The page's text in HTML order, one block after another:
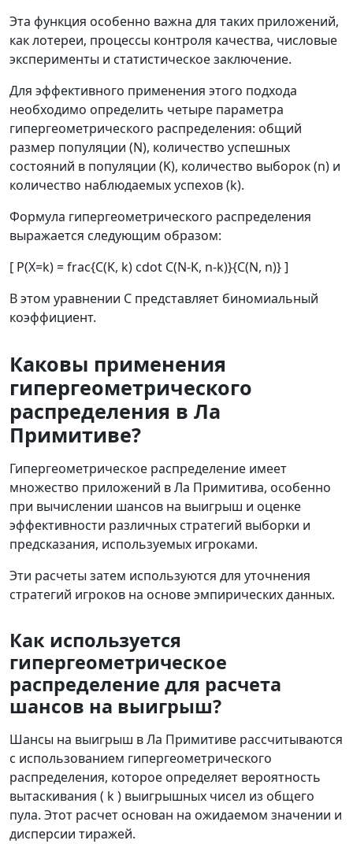
Эта функция особенно важна для таких приложений,
как лотереи, процессы контроля качества, числовые
эксперименты и статистическое заключение.
Для эффективного применения этого подхода
необходимо определить четыре параметра
гипергеометрического распределения: общий
размер популяции (N), количество успешных
состояний в популяции (K), количество выборок (n) и
количество наблюдаемых успехов (k).
Формула гипергеометрического распределения
выражается следующим образом:
[ P(X=k) = frac{C(K, k) cdot C(N-K, n-k)}{C(N, n)} ]
В этом уравнении C представляет биномиальный
коэффициент.
Каковы применения
гипергеометрического
распределения в Ла
Примитиве?
Гипергеометрическое распределение имеет
множество приложений в Ла Примитива, особенно
при вычислении шансов на выигрыш и оценке
эффективности различных стратегий выборки и
предсказания, используемых игроками.
Эти расчеты затем используются для уточнения
стратегий игроков на основе эмпирических данных.
Как используется
гипергеометрическое
распределение для расчета
шансов на выигрыш?
Шансы на выигрыш в Ла Примитиве рассчитываются
с использованием гипергеометрического
распределения, которое определяет вероятность
вытаскивания ( k ) выигрышных чисел из общего
пула. Этот расчет основан на ожидаемом значении и
дисперсии тиражей.